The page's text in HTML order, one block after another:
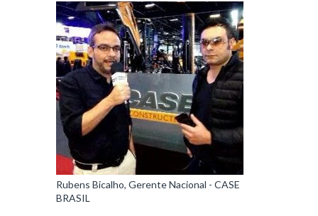
Rubens Bicalho, Gerente Nacional - CASE
BRASIL